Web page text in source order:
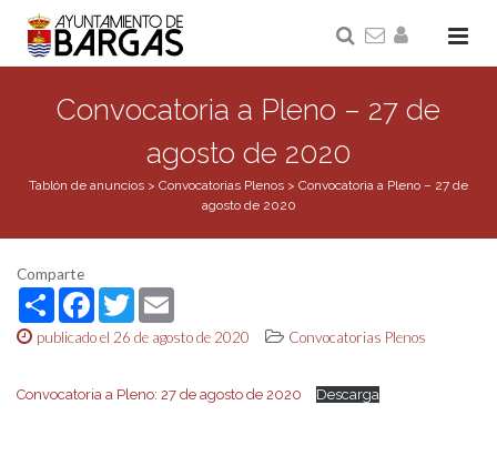
Convocatoria a Pleno – 27 de
agosto de 2020
Tablón de anuncios > Convocatorias Plenos > Convocatoria a Pleno – 27 de
agosto de 2020
Comparte
ShareFacebook
Twitter
publicado el 26 de agosto de 2020 Convocatorias Plenos
Convocatoria a Pleno: 27 de agosto de 2020 Descarga